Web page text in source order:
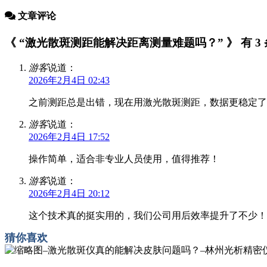
文章评论
《 “激光散斑测距能解决距离测量难题吗？” 》 有 3
游客说道：
2026年2月4日 02:43
之前测距总是出错，现在用激光散斑测距，数据更稳定了
游客说道：
2026年2月4日 17:52
操作简单，适合非专业人员使用，值得推荐！
游客说道：
2026年2月4日 20:12
这个技术真的挺实用的，我们公司用后效率提升了不少！
猜你喜欢